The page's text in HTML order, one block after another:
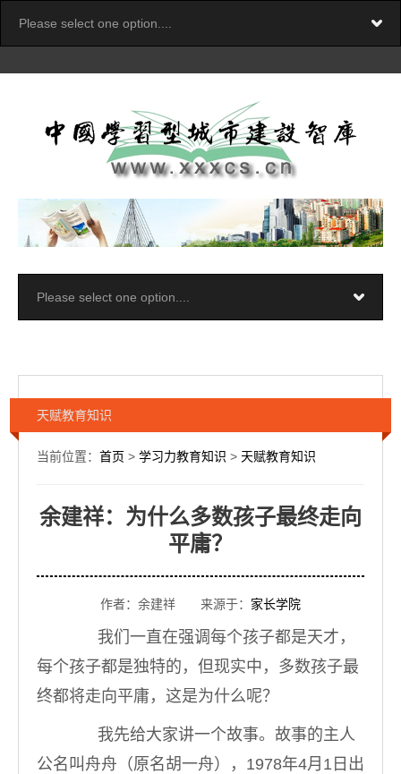
天赋教育知识
当前位置： 首页 > 学习力教育知识 > 天赋教育知识
余建祥：为什么多数孩子最终走向
平庸？
作者：余建祥 来源于： 家长学院
我们一直在强调每个孩子都是天才，
每个孩子都是独特的，但现实中，多数孩子最
终都将走向平庸，这是为什么呢？
我先给大家讲一个故事。故事的主人
公名叫舟舟（原名胡一舟），1978年4月1日出